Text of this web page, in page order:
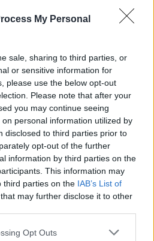
My Personal
sale, sharing to third parties, or
or sensitive information for
please use the below opt-out
Please note that after your
you may continue seeing
personal information utilized by
disclosed to third parties prior to
opt-out of the further
information by third parties on the
This information may
third parties on the IAB’s List of
that may further disclose it to other
Opt Outs
αναμμένα και τα ρολά
πως είχε φύγει για λίγο
τα προσωπικά της
από το σπίτι.
τα ρολόγια της, όλα
να έχει πάρει
το χειρότερο σενάριο»
δηλώνειαδυναμία να
έχει συμβεί
. Όμως, μετά από τόσες